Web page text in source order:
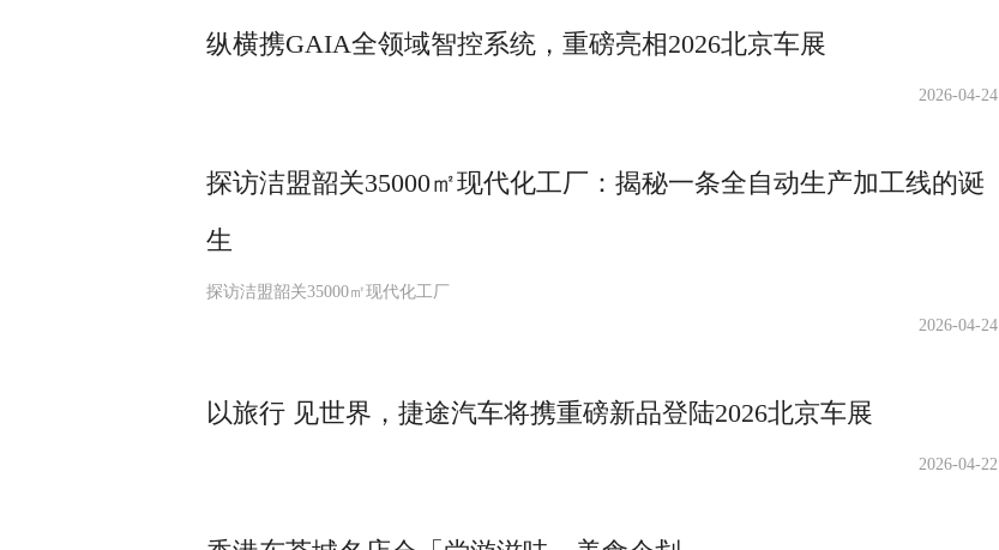
纵横携GAIA全领域智控系统，重磅亮相2026北京车展
2026-04-24
探访洁盟韶关35000㎡现代化工厂：揭秘一条全自动生产加工线的诞
生
探访洁盟韶关35000㎡现代化工厂
2026-04-24
以旅行 见世界，捷途汽车将携重磅新品登陆2026北京车展
2026-04-22